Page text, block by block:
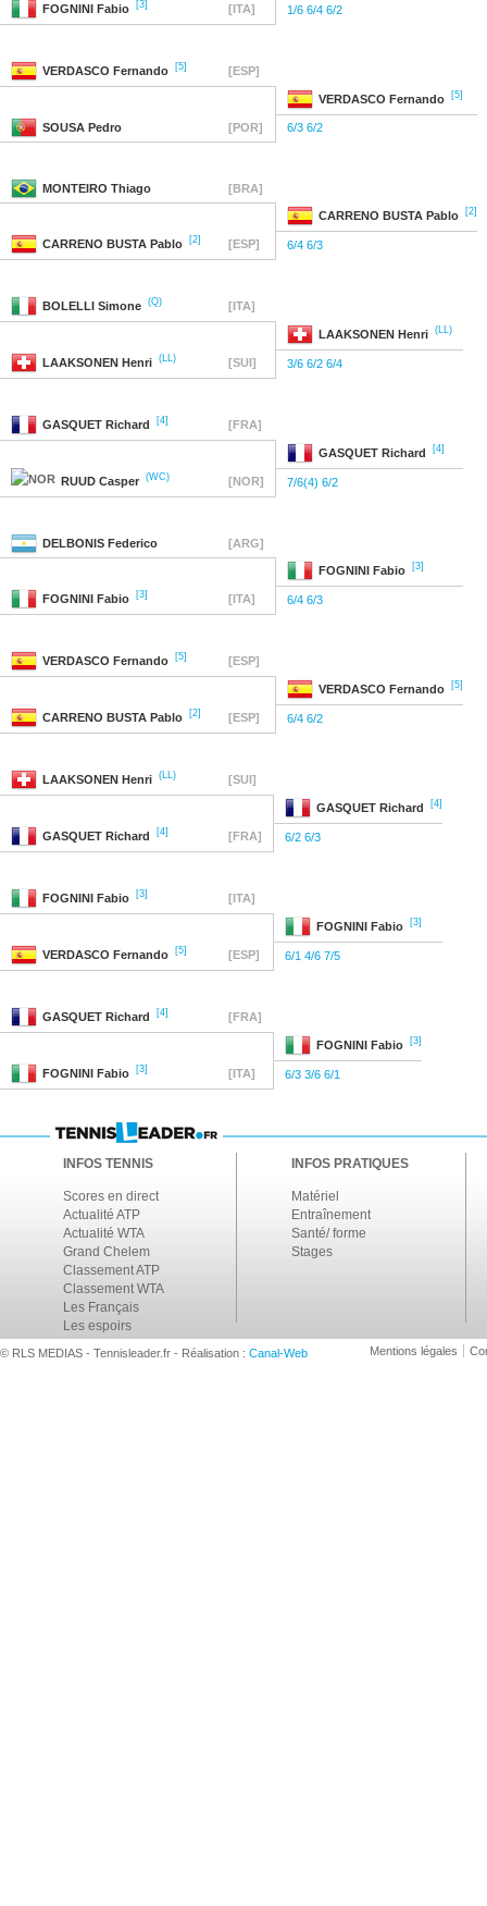
FOGNINI Fabio [3] [ITA] 1/6 6/4 6/2
VERDASCO Fernando [5] [ESP]
VERDASCO Fernando [5]
SOUSA Pedro [POR] 6/3 6/2
MONTEIRO Thiago [BRA]
CARRENO BUSTA Pablo [2]
CARRENO BUSTA Pablo [2] [ESP] 6/4 6/3
BOLELLI Simone (Q) [ITA]
LAAKSONEN Henri (LL)
LAAKSONEN Henri (LL) [SUI] 3/6 6/2 6/4
GASQUET Richard [4] [FRA]
GASQUET Richard [4]
RUUD Casper (WC) [NOR] 7/6(4) 6/2
DELBONIS Federico [ARG]
FOGNINI Fabio [3]
FOGNINI Fabio [3] [ITA] 6/4 6/3
VERDASCO Fernando [5] [ESP]
VERDASCO Fernando [5]
CARRENO BUSTA Pablo [2] [ESP] 6/4 6/2
LAAKSONEN Henri (LL) [SUI]
GASQUET Richard [4]
GASQUET Richard [4] [FRA] 6/2 6/3
FOGNINI Fabio [3] [ITA]
FOGNINI Fabio [3]
VERDASCO Fernando [5] [ESP] 6/1 4/6 7/5
GASQUET Richard [4] [FRA]
FOGNINI Fabio [3]
FOGNINI Fabio [3] [ITA] 6/3 3/6 6/1
INFOS TENNIS
Scores en direct
Actualité ATP
Actualité WTA
Grand Chelem
Classement ATP
Classement WTA
Les Français
Les espoirs
INFOS PRATIQUES
Matériel
Entraînement
Santé/ forme
Stages
© RLS MEDIAS - Tennisleader.fr - Réalisation : Canal-Web Mentions légales